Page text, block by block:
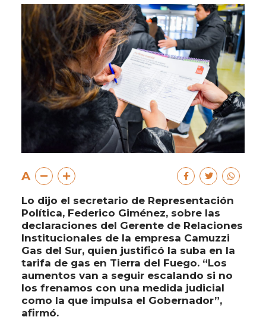
A
Lo dijo el secretario de Representación
Política, Federico Giménez, sobre las
declaraciones del Gerente de Relaciones
Institucionales de la empresa Camuzzi
Gas del Sur, quien justificó la suba en la
tarifa de gas en Tierra del Fuego. “Los
aumentos van a seguir escalando si no
los frenamos con una medida judicial
como la que impulsa el Gobernador”,
afirmó.